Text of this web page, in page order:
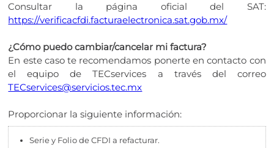
Consultar la página oficial del SAT:
https://verificacfdi.facturaelectronica.sat.gob.mx/
¿Cómo puedo cambiar/cancelar mi factura?
En este caso te recomendamos ponerte en contacto con
el equipo de TECservices a través del correo
TECservices@servicios.tec.mx
Proporcionar la siguiente información:
Serie y Folio de CFDI a refacturar.